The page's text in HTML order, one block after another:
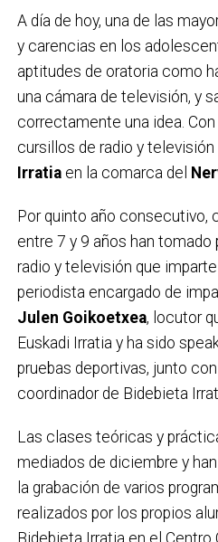
A día de hoy, una de las
y carencias en los
aptitudes de oratoria como
una cámara de televisión, y
correctamente una idea.
cursillos de radio y
Irratiaen la comarca del
Por quinto año consecutivo,
entre 7 y 9 años han
radio y televisión que
periodista encargado de
Julen Goikoetxea, locutor
Euskadi Irratia y ha sido
pruebas deportivas, junto
coordinador de Bidebieta
Las clases teóricas y
mediados de diciembre y
la grabación de varios
realizados por los propios
Bidebieta Irratia en el Centro